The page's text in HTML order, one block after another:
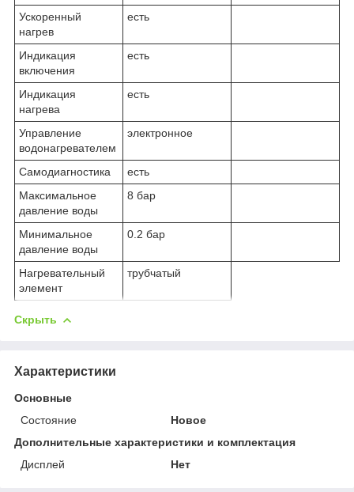
Ускоренный
нагрев
есть
Индикация
включения
есть
Индикация
нагрева
есть
Управление
водонагревателем
электронное
Самодиагностика
есть
Максимальное
давление воды
8 бар
Минимальное
давление воды
0.2 бар
Нагревательный
элемент
трубчатый
Скрыть
Характеристики
Основные
Состояние
Новое
Дополнительные характеристики и комплектация
Дисплей
Нет